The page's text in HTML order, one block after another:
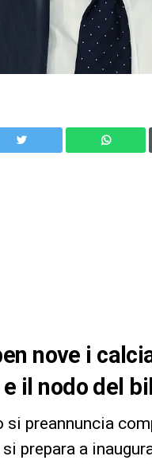
nove i
il nodo del
si preannuncia
si prepara a